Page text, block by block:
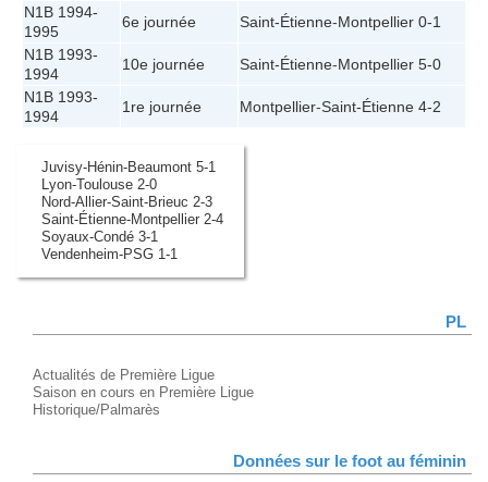
N1B 1994-
1995
6e journée Saint-Étienne-Montpellier 0-1
N1B 1993-
1994
10e journée Saint-Étienne-Montpellier 5-0
N1B 1993-
1994
1re journée Montpellier-Saint-Étienne 4-2
Juvisy-Hénin-Beaumont 5-1
Lyon-Toulouse 2-0
Nord-Allier-Saint-Brieuc 2-3
Saint-Étienne-Montpellier 2-4
Soyaux-Condé 3-1
Vendenheim-PSG 1-1
PL
Actualités de Première Ligue
Saison en cours en Première Ligue
Historique/Palmarès
Données sur le foot au féminin